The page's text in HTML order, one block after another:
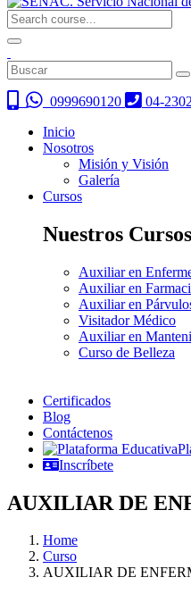
0999690120
04-
Inicio
Nosotros
Misión y Visión
Galería
Cursos
Nuestros Cursos
Auxiliar en
Auxiliar en
Auxiliar en
Visitador Médico
Auxiliar en
Curso de Belleza
Certificados
Blog
Contáctenos
Inscríbete
AUXILIAR DE
Home
Curso
AUXILIAR DE